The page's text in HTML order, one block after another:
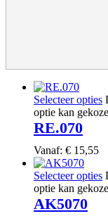
Selecteer opties
optie kan
RE.070
Vanaf: € 15,55
Selecteer opties
optie kan
AK5070